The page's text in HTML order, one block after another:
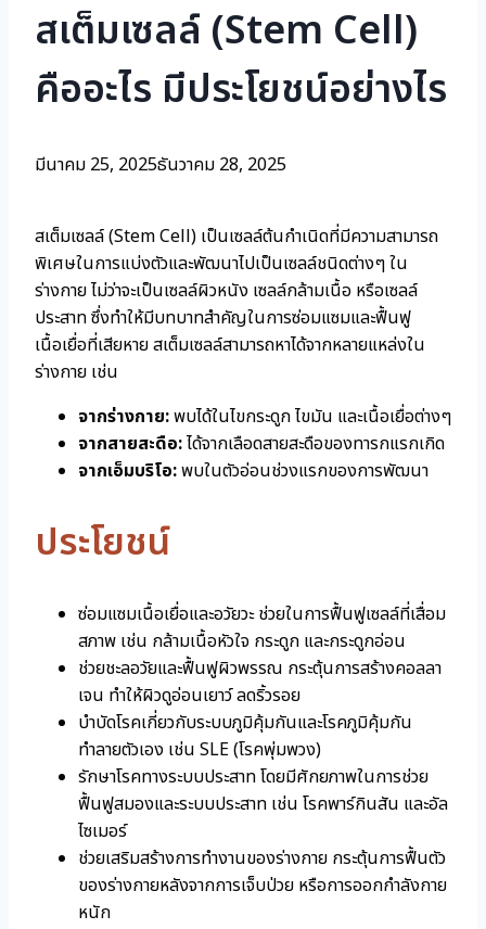
สเต็มเซลล์ (Stem Cell)
คืออะไร มีประโยชน์อย่างไร
มีนาคม 25, 2025ธันวาคม 28, 2025
สเต็มเซลล์ (Stem Cell) เป็นเซลล์ต้นกำเนิดที่มีความสามารถ
พิเศษในการแบ่งตัวและพัฒนาไปเป็นเซลล์ชนิดต่างๆ ใน
ร่างกาย ไม่ว่าจะเป็นเซลล์ผิวหนัง เซลล์กล้ามเนื้อ หรือเซลล์
ประสาท ซึ่งทำให้มีบทบาทสำคัญในการซ่อมแซมและฟื้นฟู
เนื้อเยื่อที่เสียหาย สเต็มเซลล์สามารถหาได้จากหลายแหล่งใน
ร่างกาย เช่น
จากร่างกาย:พบได้ในไขกระดูก ไขมัน และเนื้อเยื่อต่างๆ
จากสายสะดือ:ได้จากเลือดสายสะดือของทารกแรกเกิด
จากเอ็มบริโอ:พบในตัวอ่อนช่วงแรกของการพัฒนา
ประโยชน์
ซ่อมแซมเนื้อเยื่อและอวัยวะ ช่วยในการฟื้นฟูเซลล์ที่เสื่อม
สภาพ เช่น กล้ามเนื้อหัวใจ กระดูก และกระดูกอ่อน
ช่วยชะลอวัยและฟื้นฟูผิวพรรณ กระตุ้นการสร้างคอลลา
เจน ทำให้ผิวดูอ่อนเยาว์ ลดริ้วรอย
บำบัดโรคเกี่ยวกับระบบภูมิคุ้มกันและโรคภูมิคุ้มกัน
ทำลายตัวเอง เช่น SLE (โรคพุ่มพวง)
รักษาโรคทางระบบประสาท โดยมีศักยภาพในการช่วย
ฟื้นฟูสมองและระบบประสาท เช่น โรคพาร์กินสัน และอัล
ไซเมอร์
ช่วยเสริมสร้างการทำงานของร่างกาย กระตุ้นการฟื้นตัว
ของร่างกายหลังจากการเจ็บป่วย หรือการออกกำลังกาย
หนัก